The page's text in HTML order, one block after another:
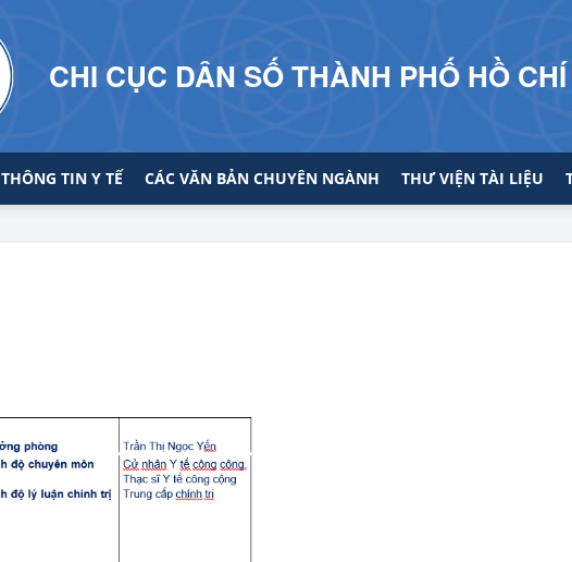
CHI CỤC DÂN SỐ THÀNH PHỐ HỒ
THÔNG TIN Y TẾ CÁC VĂN BẢN CHUYÊN NGÀNH THƯ VIỆN TÀI LIỆU